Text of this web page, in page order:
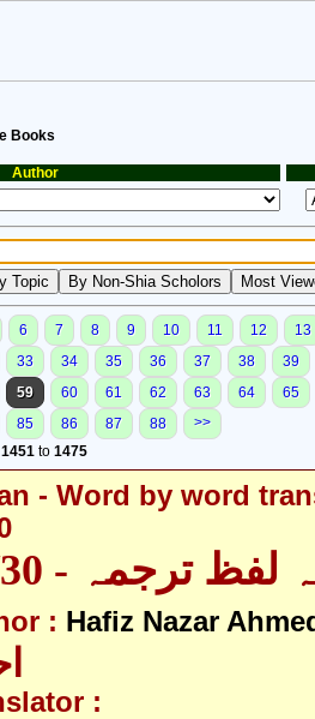
Books
Author
6 7 8 9 10 11 12
13
33 34 35 36 37 38
39
59 60 61 62 63 64
65
85 86 87 88
>>
1451 to 1475
- Word by word
ترجمہ - 18/30
: Hafiz Nazar
: